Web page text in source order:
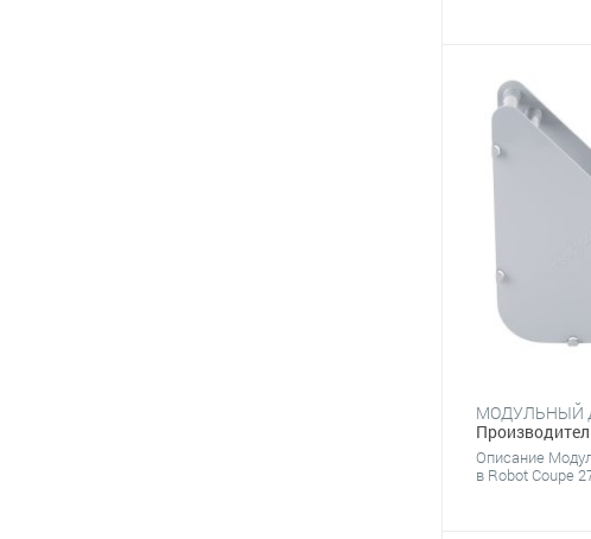
Описание
в​ Robot Coupe